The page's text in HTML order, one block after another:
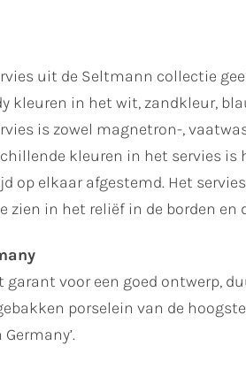
uit de Seltmann collectie
kleuren in het wit, zandkleur,
is zowel magnetron-,
kleuren in het servies
op elkaar afgestemd. Het
in het reliëf in de borden en
voor een goed ontwerp,
porselein van de